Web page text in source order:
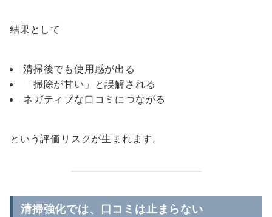
結果として
清掃後でも使用感が出る
「掃除が甘い」と誤解される
ネガティブな口コミにつながる
という評価リスクが生まれます。
清掃強化では、口コミは止まらない